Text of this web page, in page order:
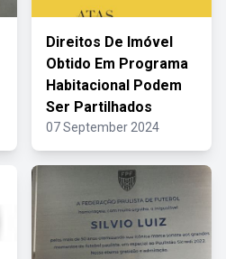
Direitos De Imóvel
Obtido Em Programa
Habitacional Podem
Ser Partilhados
07 September 2024